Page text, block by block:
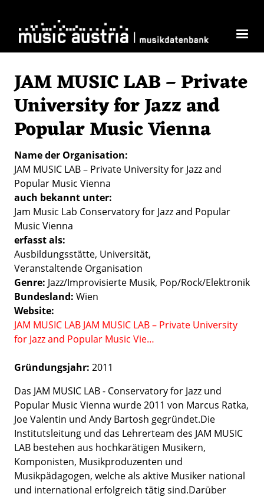
JAM MUSIC LAB – Private
University for Jazz and
Popular Music Vienna
Name der Organisation
JAM MUSIC LAB – Private University for Jazz and
Popular Music Vienna
auch bekannt unter
Jam Music Lab Conservatory for Jazz and Popular
Music Vienna
erfasst als
Ausbildungsstätte Universität
Veranstaltende Organisation
Genre Jazz/Improvisierte Musik Pop/Rock/Elektronik
Bundesland Wien
Website
JAM MUSIC LAB JAM MUSIC LAB – Private University
for Jazz and Popular Music Vie…
Gründungsjahr: 2011
Das JAM MUSIC LAB - Conservatory for Jazz und
Popular Music Vienna wurde 2011 von Marcus Ratka,
Joe Valentin und Andy Bartosh gegründet.Die
Institutsleitung und das Lehrerteam des JAM MUSIC
LAB bestehen aus hochkarätigen Musikern,
Komponisten, Musikproduzenten und
Musikpädagogen, welche als aktive Musiker national
und international erfolgreich tätig sind.Darüber